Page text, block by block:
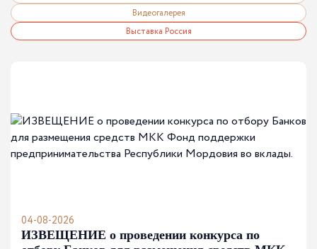
Видеогалерея
Выставка Россия
04-08-2026
ИЗВЕЩЕНИЕ о проведении конкурса по